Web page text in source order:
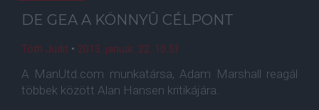
DE GEA A KÖNNYÛ CÉLPONT
Tóth Judit • 2013. január. 22. 10:51
A ManUtd.com munkatársa, Adam Marshall reagál
többek között Alan Hansen kritikájára.